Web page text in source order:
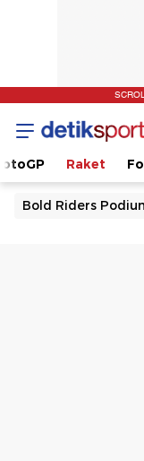
Raket
Bold Riders